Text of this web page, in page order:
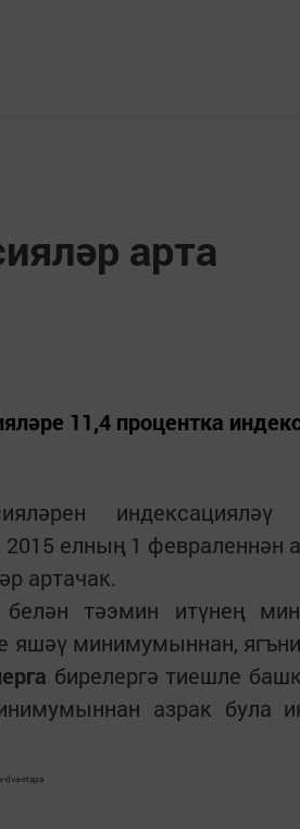
арта
11,4 процентка
индексацияләү
елның 1 февраленнән
артачак.
тәэмин итүнең
яшәү минимумыннан,
бирелергә тиешле
азрак була
dva-etapa